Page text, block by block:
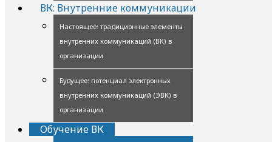
ВК: Внутренние коммуникации
Настоящее: традиционные элементы
внутренних коммуникаций (ВК) в
организации
Будущее: потенциал электронных
внутренних коммуникаций (ЭВК) в
организации
Обучение ВК